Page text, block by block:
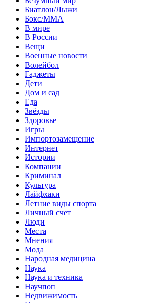
Биатлон/Лыжи
Бокс/MMA
В мире
В России
Вещи
Военные новости
Волейбол
Гаджеты
Дети
Дом и сад
Еда
Звёзды
Здоровье
Игры
Импортозамещение
Интернет
Истории
Компании
Криминал
Культура
Лайфхаки
Летние виды спорта
Личный счет
Люди
Места
Мнения
Мода
Народная медицина
Наука
Наука и техника
Научпоп
Недвижимость